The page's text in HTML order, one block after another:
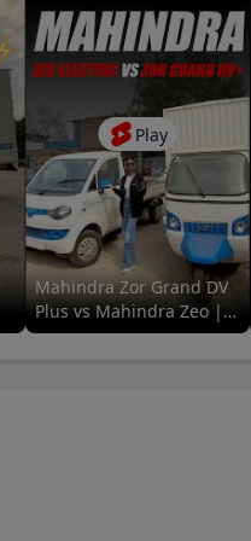
Play
Mahindra Zor Grand DV
Plus vs Mahindra Zeo |
कौन सा है बेहतर? #mahindra